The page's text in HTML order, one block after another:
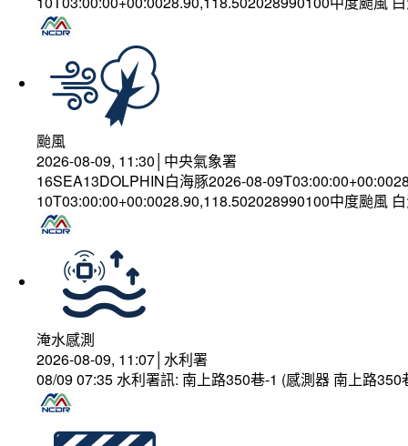
颱風
2026-08-09, 11:30│中央氣象署
16SEA13DOLPHIN白海豚2026-08-
10T03:00:00+00:0028.90,118.502028990100中度颱風
淹水感測
2026-08-09, 11:07│水利署
08/09 07:35 水利署訊: 南上路350巷-1 (感測器 南上路